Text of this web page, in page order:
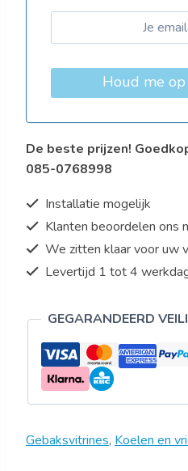
Houd me
De beste prijzen!
085-0768998
Installatie mogelijk
Klanten beoordelen ons
We zitten klaar voor uw
Levertijd 1 tot 4
GEGARANDEERD
Gebaksvitrines, Koelen en